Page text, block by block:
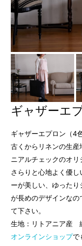
ギャザーエ
ギャザーエプロン（4
古くからリネンの生
ニアルチェックのオリ
さらりと心地よく優
ーが美しい、ゆった
が長めのデザインな
て下さい。
生地：リトアニア産
オンラインショップで